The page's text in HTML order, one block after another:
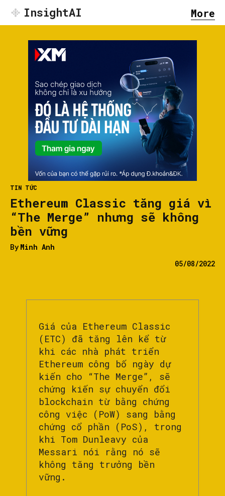
InsightAI More
TIN TỨC
Ethereum Classic tăng giá vì
“The Merge” nhưng sẽ không
bền vững
By Minh Anh
05/08/2022
Giá của Ethereum Classic
(ETC) đã tăng lên kể từ
khi các nhà phát triển
Ethereum công bố ngày dự
kiến cho “The Merge”, sẽ
chứng kiến sự chuyển đổi
blockchain từ bằng chứng
công việc (PoW) sang bằng
chứng cổ phần (PoS), trong
khi Tom Dunleavy của
Messari nói rằng nó sẽ
không tăng trưởng bền
vững.